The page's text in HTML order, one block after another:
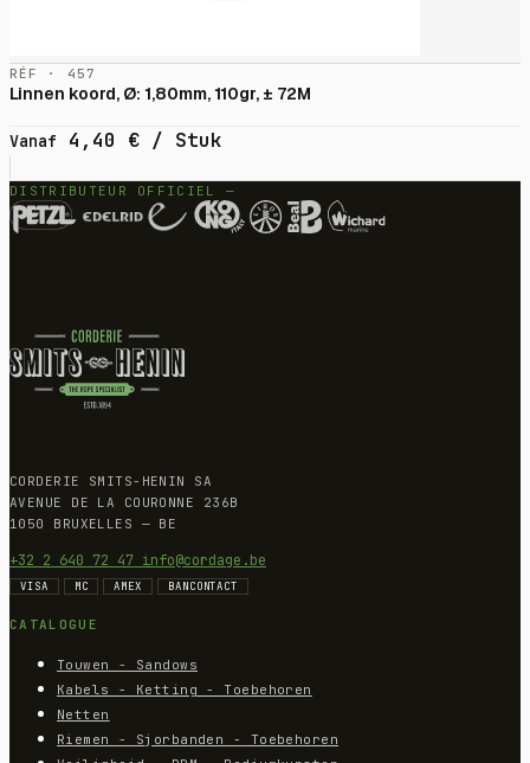
RÉF · 457
Linnen koord, Ø: 1,80mm, 110gr, ± 72M
Vanaf 4,40 € / Stuk
DISTRIBUTEUR OFFICIEL —
CORDERIE SMITS-HENIN SA
AVENUE DE LA COURONNE 236B
1050 BRUXELLES — BE
+32 2 640 72 47 info@cordage.be
VISA MC AMEX BANCONTACT
CATALOGUE
Touwen - Sandows
Kabels - Ketting - Toebehoren
Netten
Riemen - Sjorbanden - Toebehoren